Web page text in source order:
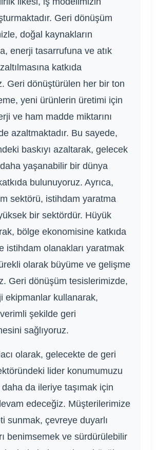
Geri dönüşüm
doğal kaynakların
enerji tasarrufuna ve atık
katkıda
Geri dönüştürülen her bir ton
yeni ürünlerin üretimi için
ve ham madde miktarını
azaltmaktadır. Bu sayede,
baskıyı azaltarak, gelecek
yaşanabilir bir dünya
bulunuyoruz. Ayrıca,
sektörü, istihdam yaratma
bir sektördür. Hüyük
bölge ekonomisine katkıda
istihdam olanakları yaratmak
olarak büyüme ve gelişme
Geri dönüşüm tesislerimizde,
ekipmanlar kullanarak,
verimli şekilde geri
sağlıyoruz.
olarak, gelecekte de geri
lider konumumuzu
da ileriye taşımak için
edeceğiz. Müşterilerimize
sunmak, çevreye duyarlı
benimsemek ve sürdürülebilir